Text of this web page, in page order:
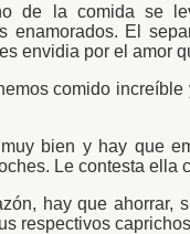
de la comida se
enamorados. El
envidia por el amor
comido
bien y hay que
Le contesta ella
hay que ahorrar,
respectivos